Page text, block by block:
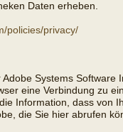
Daten erheben.
policies/privacy/
Systems
eine Verbindung zu
Information, dass von
die Sie hier abrufen